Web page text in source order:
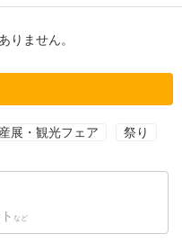
りません。
展・観光フェア 祭り
など